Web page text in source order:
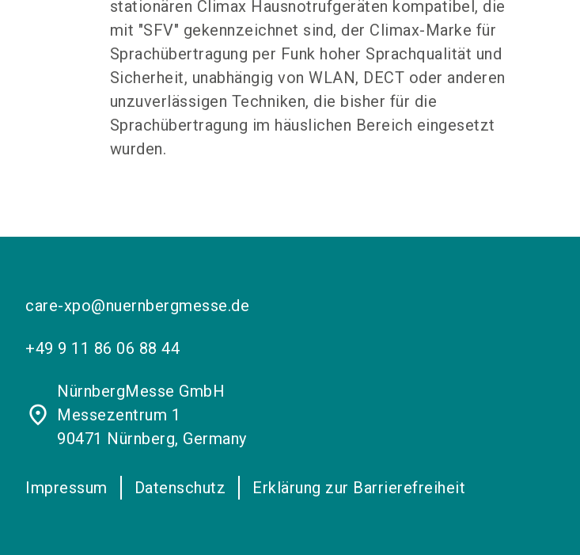
stationären Climax Hausnotrufgeräten kompatibel, die
mit "SFV" gekennzeichnet sind, der Climax-Marke für
Sprachübertragung per Funk hoher Sprachqualität und
Sicherheit, unabhängig von WLAN, DECT oder anderen
unzuverlässigen Techniken, die bisher für die
Sprachübertragung im häuslichen Bereich eingesetzt
wurden.
care-xpo@nuernbergmesse.de
+49 9 11 86 06 88 44
place
NürnbergMesse GmbH
Messezentrum 1
90471 Nürnberg, Germany
Impressum Datenschutz Erklärung zur Barrierefreiheit